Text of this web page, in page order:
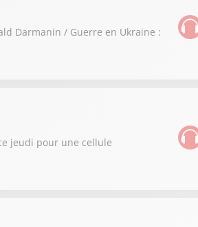
Darmanin / Guerre en Ukraine :
jeudi pour une cellule